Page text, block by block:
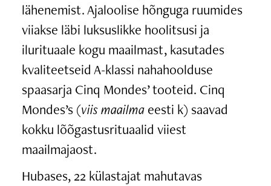
lähenemist. Ajaloolise hõnguga ruumides
viiakse läbi luksuslikke hoolitsusi ja
ilurituaale kogu maailmast, kasutades
kvaliteetseid A-klassi nahahoolduse
spaasarja Cinq Mondes’ tooteid. Cinq
Mondes’s (viis maailma eesti k) saavad
kokku lõõgastusrituaalid viiest
maailmajaost.
Hubases, 22 külastajat mahutavas